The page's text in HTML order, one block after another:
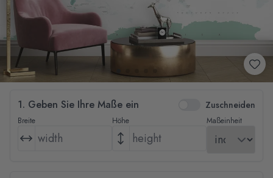
1. Geben Sie Ihre Maße ein Zuschneiden
Breite Höhe Maßeinheit